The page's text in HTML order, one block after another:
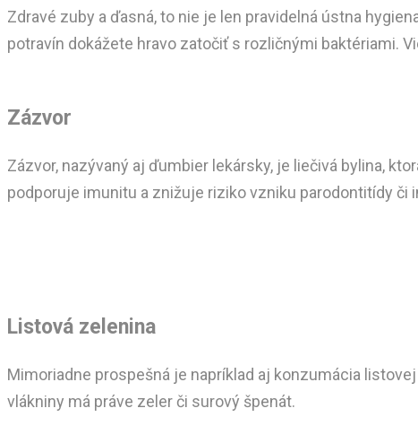
Zdravé zuby a ďasná, to nie je len pravidelná ústna
potravín dokážete hravo zatočiť s rozličnými baktériami.
Zázvor
Zázvor, nazývaný aj ďumbier lekársky, je liečivá bylina,
podporuje imunitu a znižuje riziko vzniku parodontitídy či
Listová zelenina
Mimoriadne prospešná je napríklad aj konzumácia
vlákniny má práve zeler či surový špenát.